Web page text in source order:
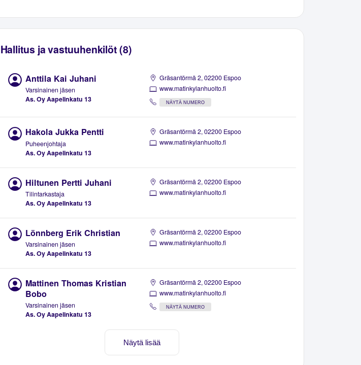
Hallitus ja vastuuhenkilöt (8)
Anttila Kai Juhani
Varsinainen jäsen
As. Oy Aapelinkatu 13
Gräsantörmä 2, 02200 Espoo
www.matinkylanhuolto.fi
NÄYTÄ NUMERO
Hakola Jukka Pentti
Puheenjohtaja
As. Oy Aapelinkatu 13
Gräsantörmä 2, 02200 Espoo
www.matinkylanhuolto.fi
Hiltunen Pertti Juhani
Tilintarkastaja
As. Oy Aapelinkatu 13
Gräsantörmä 2, 02200 Espoo
www.matinkylanhuolto.fi
Lönnberg Erik Christian
Varsinainen jäsen
As. Oy Aapelinkatu 13
Gräsantörmä 2, 02200 Espoo
www.matinkylanhuolto.fi
Mattinen Thomas Kristian
Bobo
Varsinainen jäsen
As. Oy Aapelinkatu 13
Gräsantörmä 2, 02200 Espoo
www.matinkylanhuolto.fi
NÄYTÄ NUMERO
Näytä lisää